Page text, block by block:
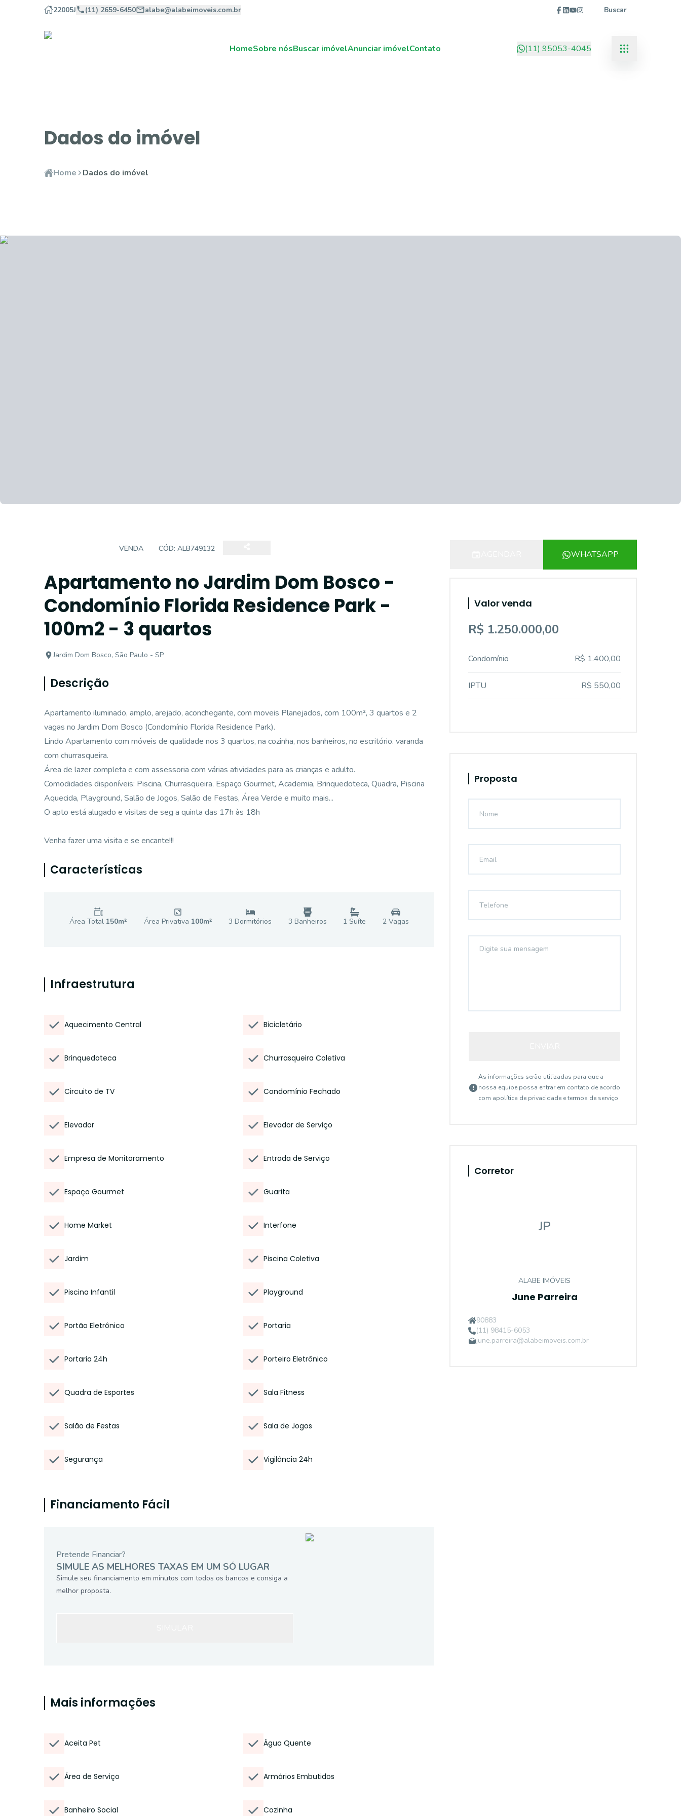
22005J (11) 2659-6450 alabe@alabeimoveis.com.br Buscar
HomeSobre nósBuscar imóvelAnunciar imóvelContato (11) 95053-4045
Dados do imóvel
Home Dados do imóvel
VENDA CÓD: ALB749132
Apartamento no Jardim Dom Bosco -
Condomínio Florida Residence Park -
100m2 - 3 quartos
Jardim Dom Bosco, São Paulo - SP
Descrição
Apartamento iluminado, amplo, arejado, aconchegante, com moveis Planejados, com 100m², 3 quartos e 2
vagas no Jardim Dom Bosco (Condomínio Florida Residence Park).
Lindo Apartamento com móveis de qualidade nos 3 quartos, na cozinha, nos banheiros, no escritório. varanda
com churrasqueira.
Área de lazer completa e com assessoria com várias atividades para as crianças e adulto.
Comodidades disponíveis: Piscina, Churrasqueira, Espaço Gourmet, Academia, Brinquedoteca, Quadra, Piscina
Aquecida, Playground, Salão de Jogos, Salão de Festas, Área Verde e muito mais...
O apto está alugado e visitas de seg a quinta das 17h às 18h
Venha fazer uma visita e se encante!!!
Características
Área Total 150m² Área Privativa 100m² 3 Dormitórios 3 Banheiros 1 Suíte 2Vagas
Infraestrutura
Aquecimento Central Bicicletário
Brinquedoteca Churrasqueira Coletiva
Circuito de TV Condomínio Fechado
Elevador Elevador de Serviço
Empresa de Monitoramento Entrada de Serviço
Espaço Gourmet Guarita
Home Market Interfone
Jardim Piscina Coletiva
Piscina Infantil Playground
Portão Eletrônico Portaria
Portaria 24h Porteiro Eletrônico
Quadra de Esportes Sala Fitness
Salão de Festas Sala de Jogos
Segurança Vigilância 24h
Financiamento Fácil
Pretende Financiar?
SIMULE AS MELHORES TAXAS EM UM SÓ LUGAR
Simule seu financiamento em minutos com todos os bancos e consiga a
melhor proposta.
Mais informações
Aceita Pet Água Quente
Área de Serviço Armários Embutidos
Banheiro Social Cozinha
WHATSAPP
Valor venda
R$ 1.250.000,00
Condomínio R$ 1.400,00
IPTU R$ 550,00
Proposta
As informações serão utilizadas para que a
nossa equipe possa entrar em contato de acordo
com apolítica de privacidade e termos de serviço
Corretor
JP
ALABE IMÓVEIS
June Parreira
90883
(11) 98415-6053
june.parreira@alabeimoveis.com.br